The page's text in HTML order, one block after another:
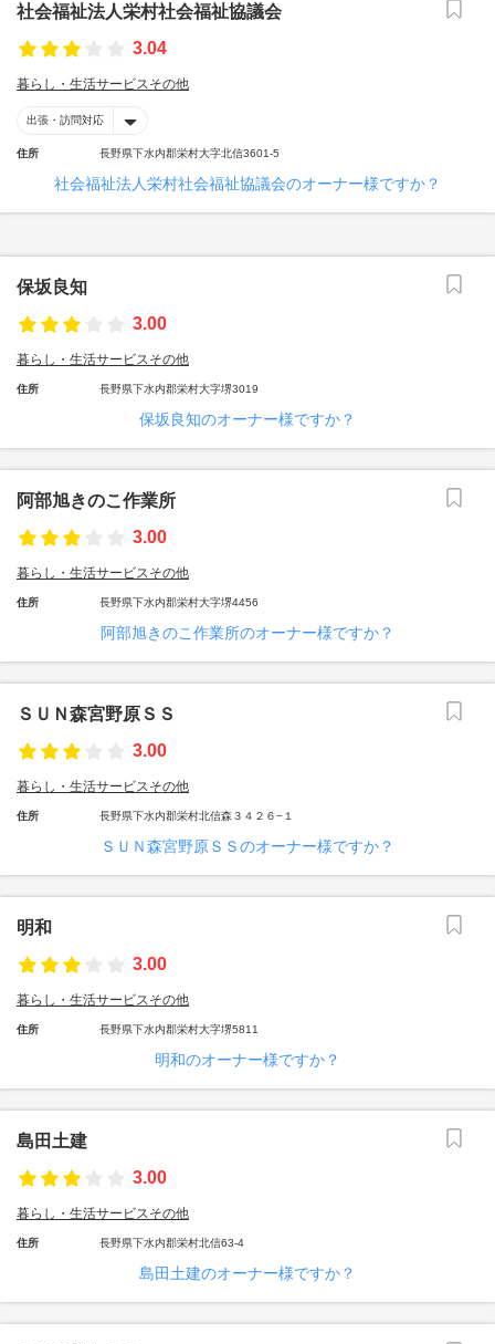
社会福祉法人栄村社会福祉協議会
3.04
暮らし・生活サービスその他
出張・訪問対応
住所 長野県下水内郡栄村大字北信3601-5
社会福祉法人栄村社会福祉協議会のオーナー様ですか？
保坂良知
3.00
暮らし・生活サービスその他
住所 長野県下水内郡栄村大字堺3019
保坂良知のオーナー様ですか？
阿部旭きのこ作業所
3.00
暮らし・生活サービスその他
住所 長野県下水内郡栄村大字堺4456
阿部旭きのこ作業所のオーナー様ですか？
ＳＵＮ森宮野原ＳＳ
3.00
暮らし・生活サービスその他
住所 長野県下水内郡栄村北信森３４２６−１
ＳＵＮ森宮野原ＳＳのオーナー様ですか？
明和
3.00
暮らし・生活サービスその他
住所 長野県下水内郡栄村大字堺5811
明和のオーナー様ですか？
島田土建
3.00
暮らし・生活サービスその他
住所 長野県下水内郡栄村北信63-4
島田土建のオーナー様ですか？